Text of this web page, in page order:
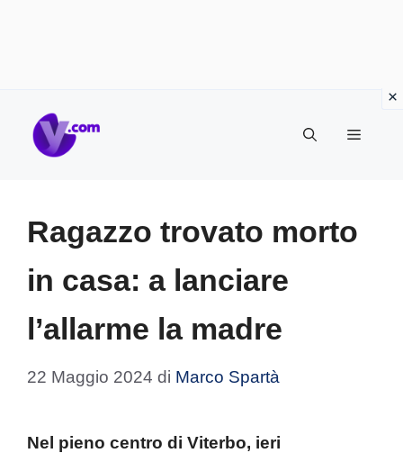
Menu
Ragazzo trovato morto
in casa: a lanciare
l’allarme la madre
22 Maggio 2024 di Marco Spartà
Nel pieno centro di Viterbo, ieri